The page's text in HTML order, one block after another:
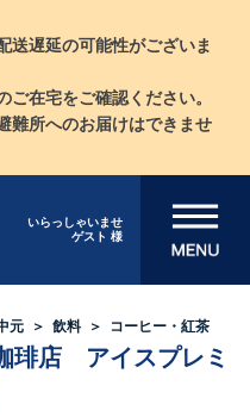
送遅延の可能性がございま
在宅をご確認ください。
所へのお届けはできませ
いらっしゃいませ
ゲスト 様
メニューを開
元 飲料 コーヒー・紅茶
琲店 アイスプレミ